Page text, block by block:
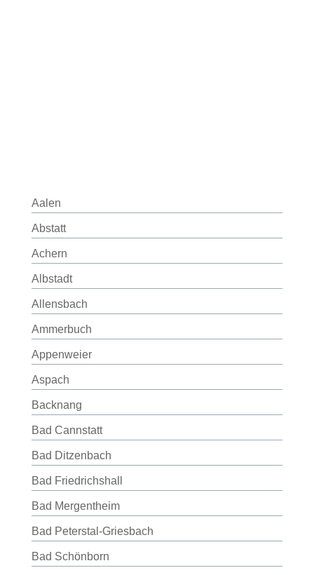
Aalen
Abstatt
Achern
Albstadt
Allensbach
Ammerbuch
Appenweier
Aspach
Backnang
Bad Cannstatt
Bad Ditzenbach
Bad Friedrichshall
Bad Mergentheim
Bad Peterstal-Griesbach
Bad Schönborn